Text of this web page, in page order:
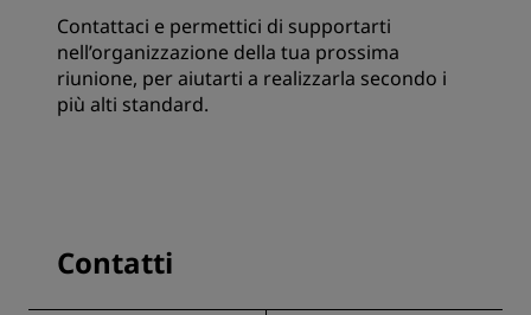
Contattaci e permettici di supportarti
nell’organizzazione della tua prossima
riunione, per aiutarti a realizzarla secondo i
più alti standard.
Contatti